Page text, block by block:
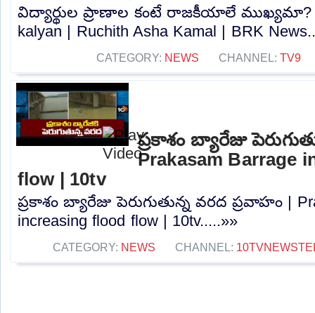
విద్యార్థుల ప్రాణాల కంటే రాజకీయాలే ముఖ్యమా? |
kalyan | Ruchith Asha Kamal | BRK
CATEGORY: NEWS CHANNEL: TV9
ప్రకాశం బ్యారేజు
Prakasam Barrage
flow | 10tv
ప్రకాశం బ్యారేజు పెరుగుతున్న వరద ప్రవాహం |
increasing flood flow | 10tv.....»»
CATEGORY: NEWS CHANNEL: